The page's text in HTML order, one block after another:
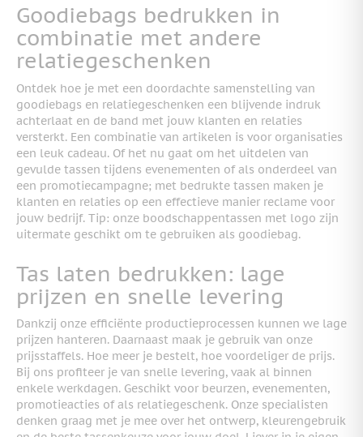
Goodiebags bedrukken in
combinatie met andere
relatiegeschenken
Ontdek hoe je met een doordachte samenstelling van
goodiebags en relatiegeschenken een blijvende indruk
achterlaat en de band met jouw klanten en relaties
versterkt. Een combinatie van artikelen is voor organisaties
een leuk cadeau. Of het nu gaat om het uitdelen van
gevulde tassen tijdens evenementen of als onderdeel van
een promotiecampagne; met bedrukte tassen maken je
klanten en relaties op een effectieve manier reclame voor
jouw bedrijf. Tip: onze boodschappentassen met logo zijn
uitermate geschikt om te gebruiken als goodiebag.
Tas laten bedrukken: lage
prijzen en snelle levering
Dankzij onze efficiënte productieprocessen kunnen we lage
prijzen hanteren. Daarnaast maak je gebruik van onze
prijsstaffels. Hoe meer je bestelt, hoe voordeliger de prijs.
Bij ons profiteer je van snelle levering, vaak al binnen
enkele werkdagen. Geschikt voor beurzen, evenementen,
promotieacties of als relatiegeschenk. Onze specialisten
denken graag met je mee over het ontwerp, kleurengebruik